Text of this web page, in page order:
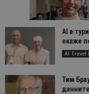
AI в
окаже
AI Travel
Тим